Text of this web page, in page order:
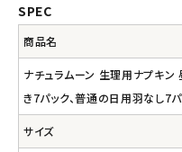
SPEC
商品名
ナチュラムーン 生理用ナプキ
き7パック、普通の日用羽なし7
サイズ